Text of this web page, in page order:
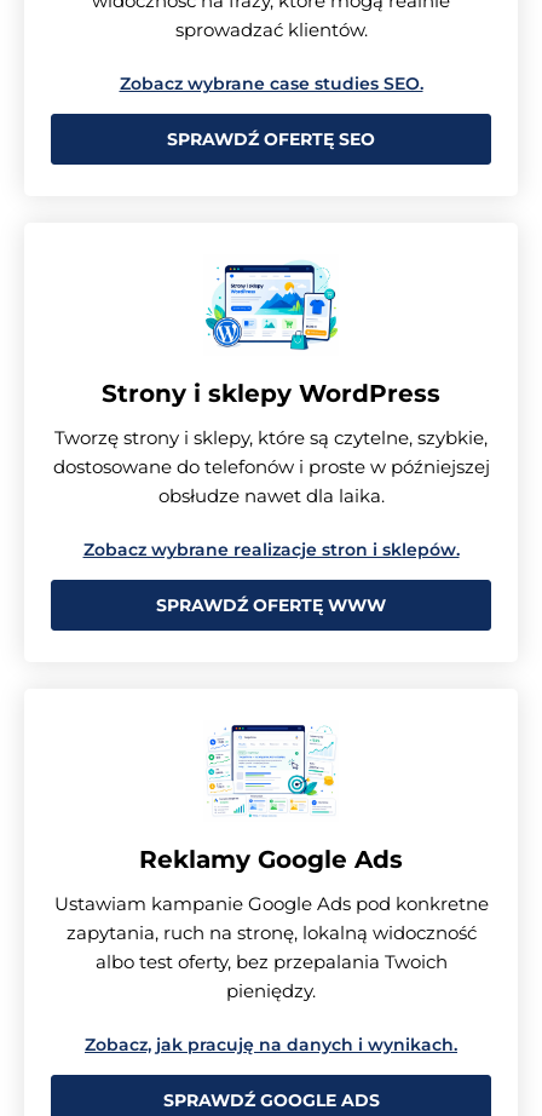
sprowadzać klientów.
Zobacz wybrane case studies SEO.
SPRAWDŹ OFERTĘ SEO
Strony i sklepy WordPress
Tworzę strony i sklepy, które są czytelne, szybkie,
dostosowane do telefonów i proste w późniejszej
obsłudze nawet dla laika.
Zobacz wybrane realizacje stron i sklepów.
SPRAWDŹ OFERTĘ WWW
Reklamy Google Ads
Ustawiam kampanie Google Ads pod konkretne
zapytania, ruch na stronę, lokalną widoczność
albo test oferty, bez przepalania Twoich
pieniędzy.
Zobacz, jak pracuję na danych i wynikach.
SPRAWDŹ GOOGLE ADS